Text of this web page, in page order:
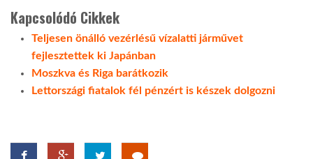
LATIMO.HU
GLOBOBOOK
Kapcsolódó Cikkek
Teljesen önálló vezérlésű vízalatti járművet
fejlesztettek ki Japánban
Moszkva és Riga barátkozik
Lettországi fiatalok fél pénzért is készek dolgozni